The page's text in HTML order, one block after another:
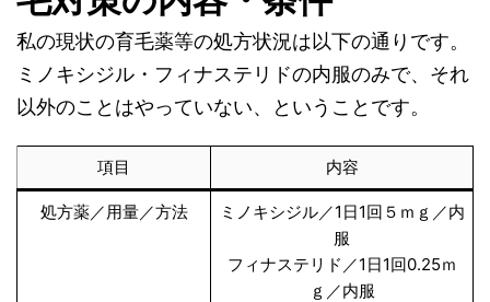
私の現状の育毛薬等の処方状況は以下の通りです。
ミノキシジル・フィナステリドの内服のみで、それ
以外のことはやっていない、ということです。
項目 内容
処方薬／用量／方法
ミノキシジル／1日1回５ｍｇ／内
服
フィナステリド／1日1回0.25ｍ
ｇ／内服